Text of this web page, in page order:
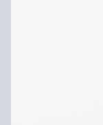
Nečistiť
Nevhodné
Nečistiť
Normálny
Žehliť pri
Svoj tovar nám